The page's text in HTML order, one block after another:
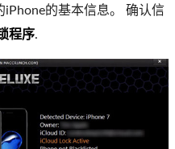
iPhone的基本信息。 确认信
程序.